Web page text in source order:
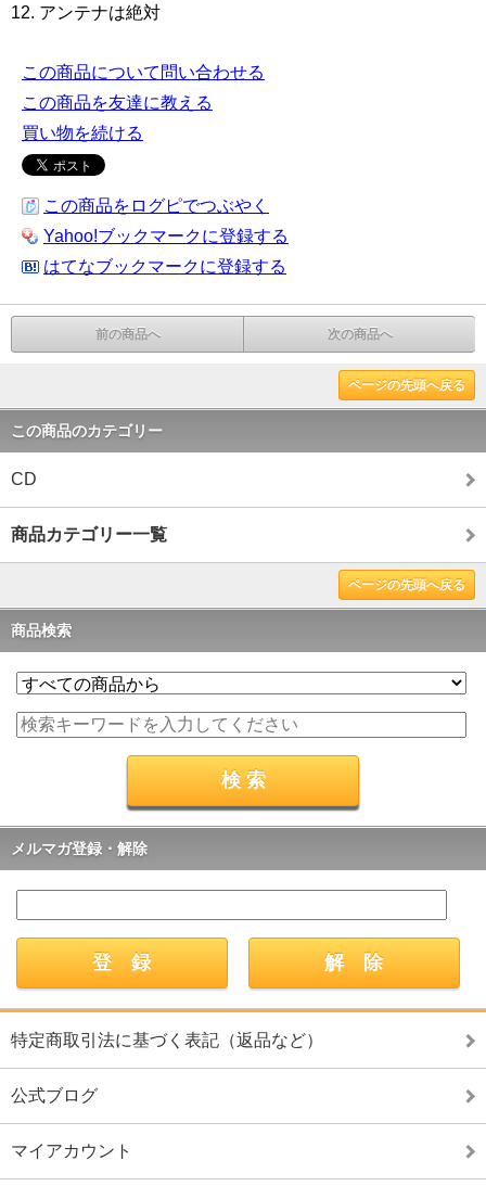
12. アンテナは絶対
この商品について問い合わせる
この商品を友達に教える
買い物を続ける
この商品をログピでつぶやく
Yahoo!ブックマークに登録する
はてなブックマークに登録する
前の商品へ 次の商品へ
ページの先頭へ戻る
この商品のカテゴリー
CD
商品カテゴリー一覧
ページの先頭へ戻る
商品検索
メルマガ登録・解除
特定商取引法に基づく表記（返品など）
公式ブログ
マイアカウント